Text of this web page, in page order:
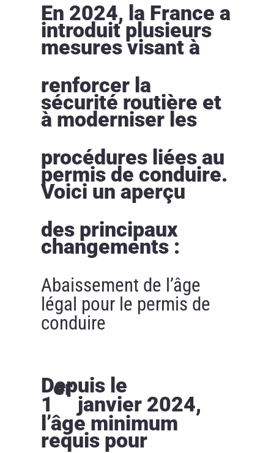
En 2024, la France a
introduit plusieurs
mesures visant à
renforcer la
sécurité routière et
à moderniser les
procédures liées au
permis de conduire.
Voici un aperçu
des principaux
changements :
Abaissement de l’âge
légal pour le permis de
conduire
Depuis le
1
er
janvier 2024,
l’âge minimum
requis pour